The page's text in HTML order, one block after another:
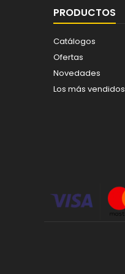
PRODUCTOS
Catálogos
Ofertas
Novedades
Los más vendidos